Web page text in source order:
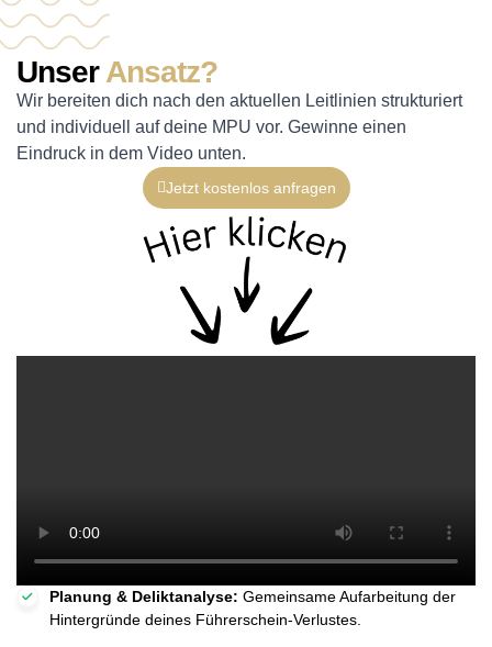
UnserAnsatz?
Wir bereiten dich nach den aktuellen Leitlinien strukturiert
und individuell auf deine MPU vor. Gewinne einen
Eindruck in dem Video unten.
Jetzt kostenlos anfragen
Planung & Deliktanalyse: Gemeinsame Aufarbeitung der
Hintergründe deines Führerschein-Verlustes.